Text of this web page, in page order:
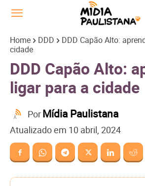
Home DDD
DDD Capão Alto:
cidade
DDD Capão Alto:
ligar para a cidade
PorMídia Paulistana
Atualizado em 10 abril, 2024